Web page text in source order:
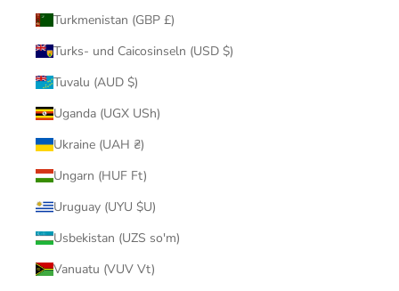
Turkmenistan (GBP £)
Turks- und Caicosinseln (USD $)
Tuvalu (AUD $)
Uganda (UGX USh)
Ukraine (UAH ₴)
Ungarn (HUF Ft)
Uruguay (UYU $U)
Usbekistan (UZS so'm)
Vanuatu (VUV Vt)